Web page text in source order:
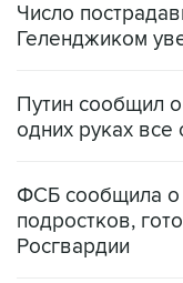
Число
Геленджиком
Путин сообщил
одних руках
ФСБ сообщила
подростков,
Росгвардии